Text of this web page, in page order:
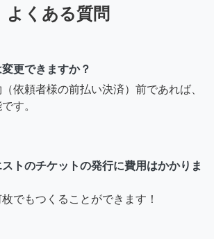
よくある質問
更できますか？
依頼者様の前払い決済）前であれば、
す。
トのチケットの発行に費用はかかりま
でもつくることができます！